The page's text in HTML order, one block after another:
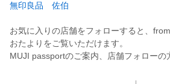
無印良品 佐伯
お気に入りの店舗をフォローすると、
おたよりをご覧いただけます。
MUJI passportのご案内、店舗フォローの